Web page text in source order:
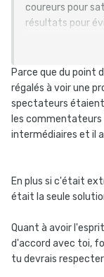
coureurs pour
résultats pour
tous les
faut avoir
du monde
radicales
Parce que du point
régalés à voir une
spectateurs étaient
les commentateurs
intermédiaires et il
En plus si c'était
était la seule
Quant à avoir
d'accord avec toi,
tu devrais